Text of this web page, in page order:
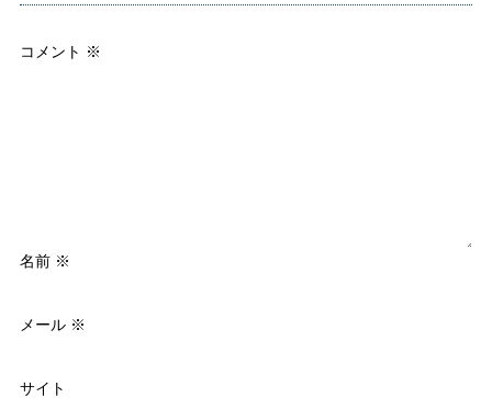
コメント ※
名前 ※
メール ※
サイト